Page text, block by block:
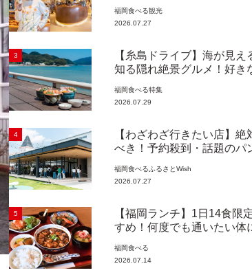
た楽しみ方＆イチオシメニ
福岡食べる観光
2026.07.27
3
【糸島ドライブ】海が見え
知る隠れ絶景グルメ！好き
はん食堂』（福岡市西区）
福岡食べる特集
2026.07.29
4
【わざわざ行きたい店】絶
べき！予約殺到・話題のパ
ン『bound garden』（福岡
福岡食べるふるさとWish
2026.07.27
5
【福岡ランチ】1日14食限
すめ！何度でも通いたい体
市）【まち歩き】
福岡食べる
2026.07.14